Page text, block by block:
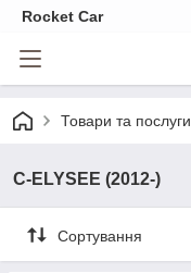
Rocket Car
Товари та послуги
C-ELYSEE (2012-)
Сортування